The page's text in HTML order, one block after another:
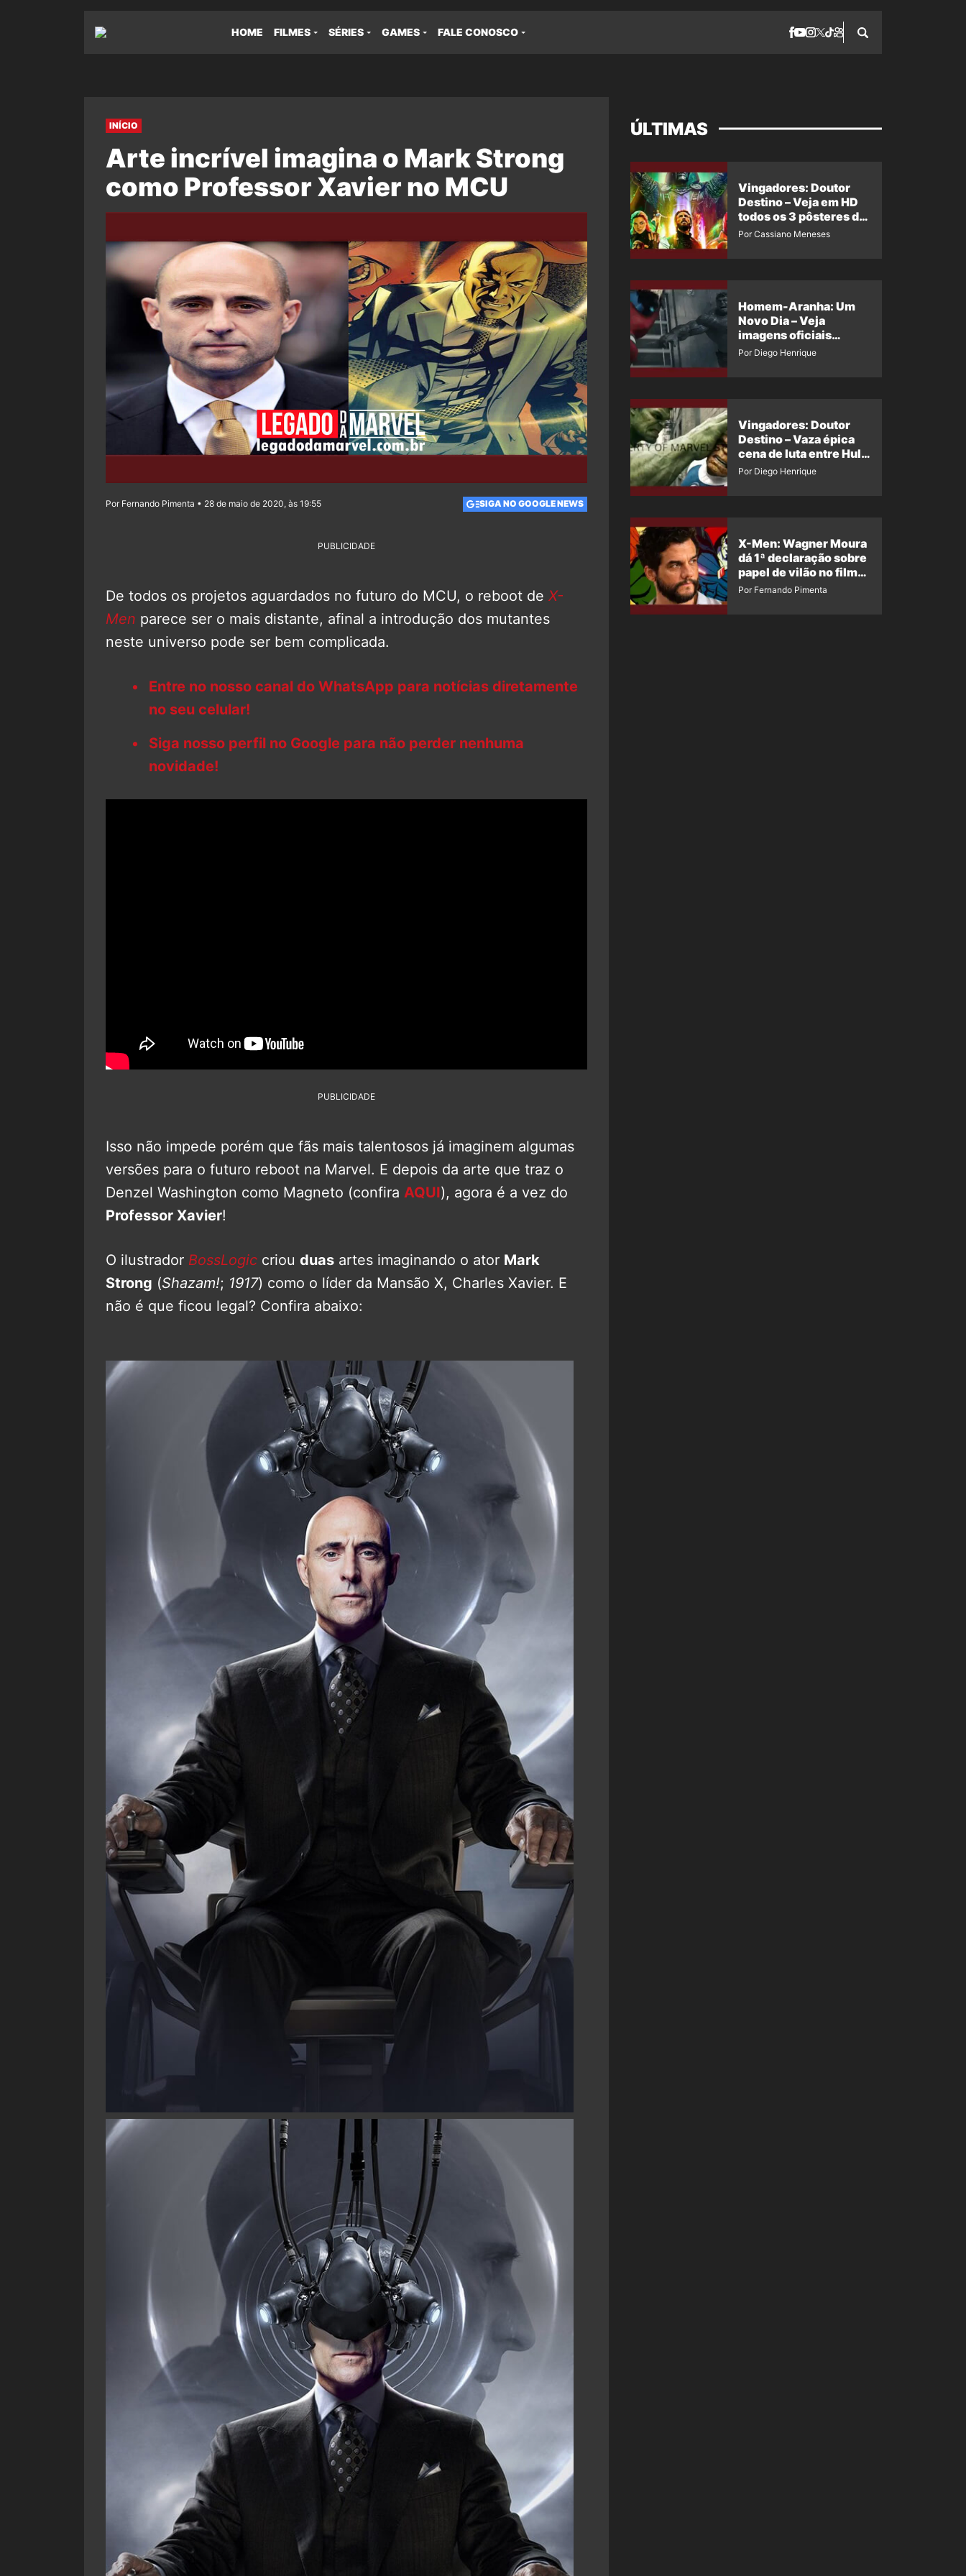
HOME FILMES SÉRIES GAMES FALE CONOSCO
INÍCIO
Arte incrível imagina o Mark Strong
como Professor Xavier no MCU
Por Fernando Pimenta • 28 de maio de 2020, às 19:55 SIGA NO GOOGLE NEWS
PUBLICIDADE
De todos os projetos aguardados no futuro do MCU, o reboot de X-
Men parece ser o mais distante, afinal a introdução dos mutantes
neste universo pode ser bem complicada.
Entre no nosso canal do WhatsApp para notícias diretamente
no seu celular!
Siga nosso perfil no Google para não perder nenhuma
novidade!
PUBLICIDADE
Isso não impede porém que fãs mais talentosos já imaginem algumas
versões para o futuro reboot na Marvel. E depois da arte que traz o
Denzel Washington como Magneto (confira AQUI), agora é a vez do
Professor Xavier!
O ilustrador BossLogic criou duas artes imaginando o ator Mark
Strong (Shazam!; 1917) como o líder da Mansão X, Charles Xavier. E
não é que ficou legal? Confira abaixo:
ÚLTIMAS
Vingadores: Doutor
Destino – Veja em HD
todos os 3 pôsteres de
‘Doomsday’ + 1 imagem
Por Cassiano Meneses
Homem-Aranha: Um
Novo Dia – Veja
imagens oficiais
descartadas do Hulk
Por Diego Henrique
Vingadores: Doutor
Destino – Vaza épica
cena de luta entre Hulk
e o Coisa
Por Diego Henrique
X-Men: Wagner Moura
dá 1ª declaração sobre
papel de vilão no filme
da Marvel
Por Fernando Pimenta